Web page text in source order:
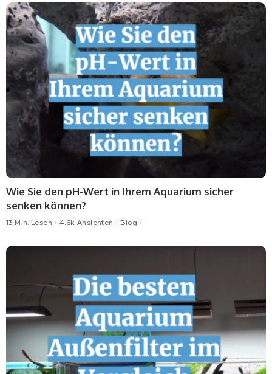
Wie Sie den pH-Wert in Ihrem Aquarium sicher
senken können?
13 Min. Lesen 4.6k Ansichten Blog